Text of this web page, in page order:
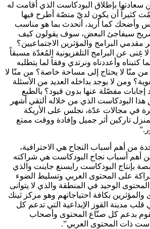
بإطلاق البودكاست الذي أقامت له
كثيراً أن يكون لديّ منصّة أطرح فيها
وأضحك كما أريد، أتحدث بما هو مناسب
سيفاجئ البعض، سوف يقولون كيف
البرامج والمؤثرين الاجتماعيين؟
غِنى عن البرامج التلفزيونية المُعدّة مسبقاً
كتبناه وأعددناه ونرتدي وفقاً لما يتطلبه
منّا لا يحتاج إلى مساحة خاصة؟ من منّا لا
ومن لا يوجد بداخله العديد من الأسئلة
إجابات مفصّلة عنها بدون قيود؟ بالطبع
هذا البودكاست الذي من خلاله ألتقي أشهر
في مجالات عدّة، نجلس على الأريكة
تاركين أثر جميل وإفادة ووقت ممتع
من أهم أسباب النجاح هي الاحترافية،
أهم أسباب نجاح البودكاست هي شراكته
البودكاست رايسنغ جاينت والذي
على المحتوى العربي وتسليط الضوء
الوحيد في المنطقة والذي لا يتوانى
بكافة احتياجاتهم وهو مركز ثينك
مدينة القوز الإبداعية التي تدعم كل
يقوم بدعم كل صنّاع المحتوى وأصحاب
ذات المحتوى العربي”.